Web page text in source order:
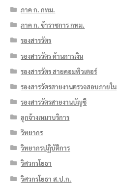
ภาค ก. กทม.
ภาค ก. ข้าราชการ กทม.
รองสารวัตร
รองสารวัตร ด้านการเงิน
รองสารวัตร สายคอมพิวเตอร์
รองสารวัตรสายงานตรวจสอบภายใน
รองสารวัตรสายงานบัญชี
ลูกจ้างเหมาบริการ
วิทยากร
วิทยากรปฏิบัติการ
วิศวกรโยธา
วิศวกรโยธา ส.ป.ก.